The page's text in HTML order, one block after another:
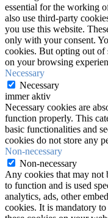
essential for the working
also use third-party
you use this website.
only with your consent.
cookies. But opting out of
on your browsing
Necessary
Necessary
immer aktiv
Necessary cookies are
function properly. This
basic functionalities and
cookies do not store any
Non-necessary
Non-necessary
Any cookies that may not
to function and is used
analytics, ads, other
cookies. It is mandatory